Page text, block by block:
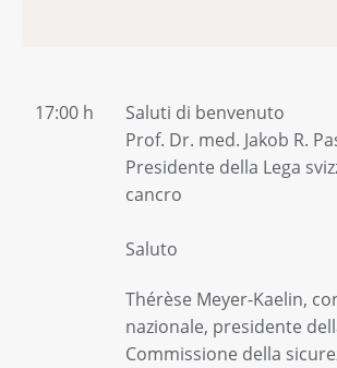
17:00 h
Saluti di benvenuto
Prof. Dr. med. Jakob R.
Presidente della Lega
cancro
Saluto
Thérèse Meyer-Kaelin,
nazionale, presidente
Commissione della